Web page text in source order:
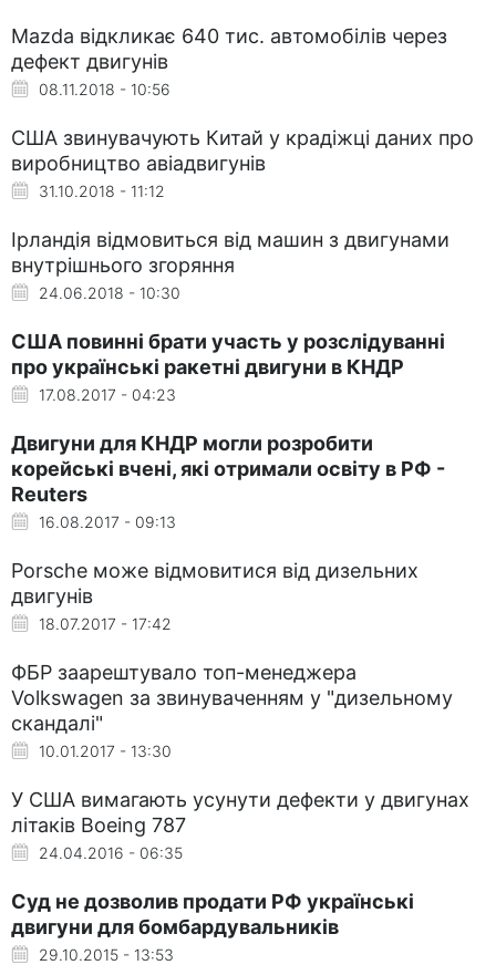
Mazda відкликає 640 тис. автомобілів через
дефект двигунів
08.11.2018 - 10:56
США звинувачують Китай у крадіжці даних про
виробництво авіадвигунів
31.10.2018 - 11:12
Ірландія відмовиться від машин з двигунами
внутрішнього згоряння
24.06.2018 - 10:30
США повинні брати участь у розслідуванні
про українські ракетні двигуни в КНДР
17.08.2017 - 04:23
Двигуни для КНДР могли розробити
корейські вчені, які отримали освіту в РФ -
Reuters
16.08.2017 - 09:13
Porsche може відмовитися від дизельних
двигунів
18.07.2017 - 17:42
ФБР заарештувало топ-менеджера
Volkswagen за звинуваченням у "дизельному
скандалі"
10.01.2017 - 13:30
У США вимагають усунути дефекти у двигунах
літаків Boeing 787
24.04.2016 - 06:35
Суд не дозволив продати РФ українські
двигуни для бомбардувальників
29.10.2015 - 13:53